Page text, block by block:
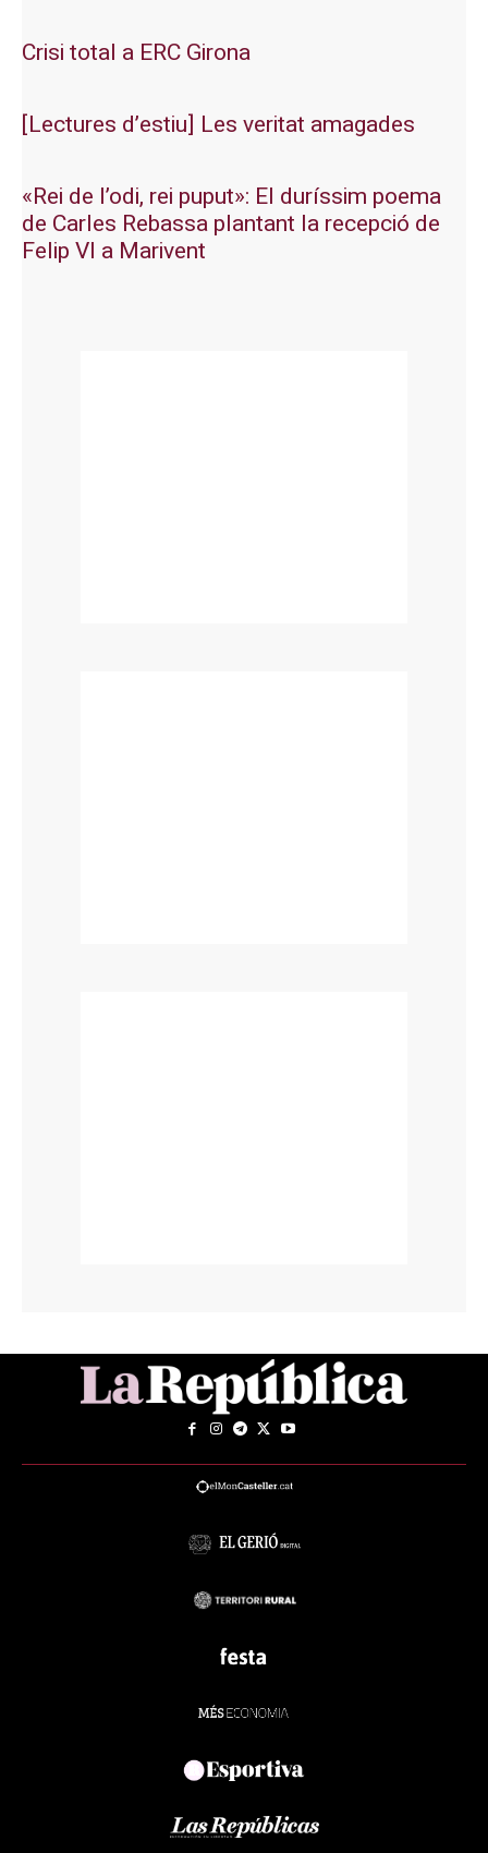
Crisi total a ERC Girona
[Lectures d’estiu] Les veritat amagades
«Rei de l’odi, rei puput»: El duríssim poema
de Carles Rebassa plantant la recepció de
Felip VI a Marivent